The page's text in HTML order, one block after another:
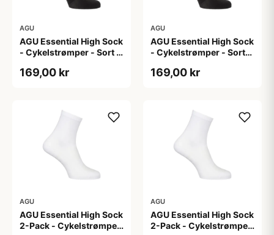
AGU
AGU Essential High Sock
- Cykelstrømper - Sort -
169,00 kr
AGU
AGU Essential High Sock
- Cykelstrømper - Sort-
169,00 kr
AGU
AGU Essential High Sock
2-Pack - Cykelstrømper
AGU
AGU Essential High Sock
2-Pack - Cykelstrømper